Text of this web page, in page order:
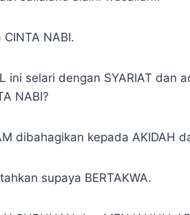
NABI.
ini selari dengan SYARIAT dan
NABI?
dibahagikan kepada AKIDAH
supaya BERTAKWA.